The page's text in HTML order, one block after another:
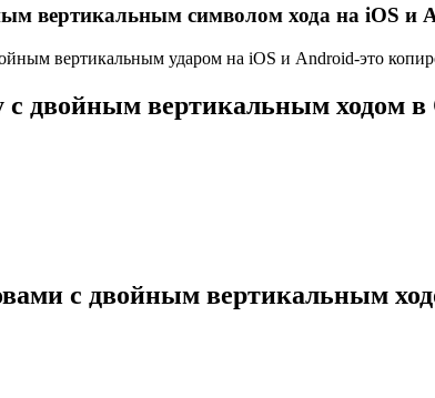
вертикальным символом хода на iOS и
вертикальным ударом на iOS и Android-это
с двойным вертикальным ходом в
с двойным вертикальным